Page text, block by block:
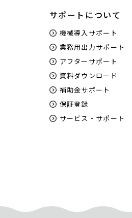
サポートについて
機械導入サポート
業務用出力サポート
アフターサポート
資料ダウンロード
補助金サポート
保証登録
サービス・サポート